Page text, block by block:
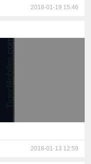
2018-01-19 15:46
2018-01-13 12:59